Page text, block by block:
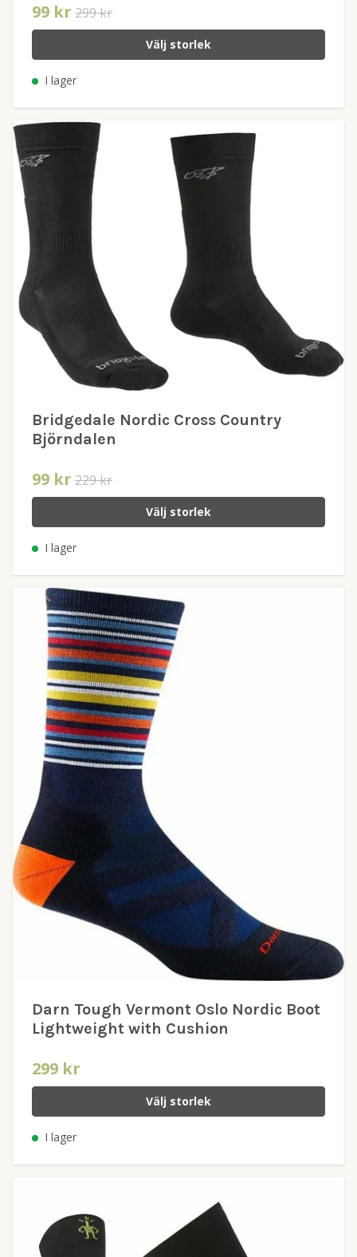
99 kr 299 kr
Välj storlek
I lager
Bridgedale Nordic Cross Country
Björndalen
99 kr 229 kr
Välj storlek
I lager
Darn Tough Vermont Oslo Nordic Boot
Lightweight with Cushion
299 kr
Välj storlek
I lager